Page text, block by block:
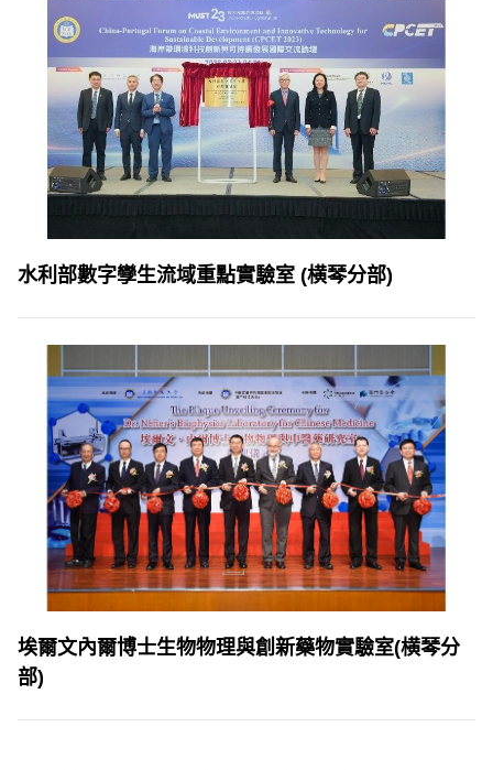
水利部數字孿生流域重點實驗室 (横琴分部)
埃爾文內爾博士生物物理與創新藥物實驗室(横琴分
部)